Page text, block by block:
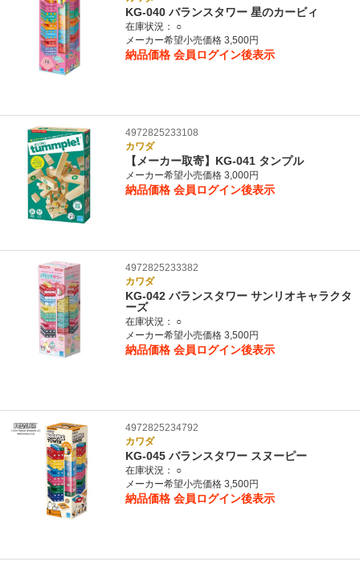
KG-040 バランスタワー 星のカービィ
在庫状況：
○
メーカー希望小売価格 3,500円
納品価格 会員ログイン後表示
4972825233108
カワダ
【メーカー取寄】KG-041 タンプル
メーカー希望小売価格 3,000円
納品価格 会員ログイン後表示
4972825233382
カワダ
KG-042 バランスタワー サンリオキャラクタ
ーズ
在庫状況：
○
メーカー希望小売価格 3,500円
納品価格 会員ログイン後表示
4972825234792
カワダ
KG-045 バランスタワー スヌーピー
在庫状況：
○
メーカー希望小売価格 3,500円
納品価格 会員ログイン後表示